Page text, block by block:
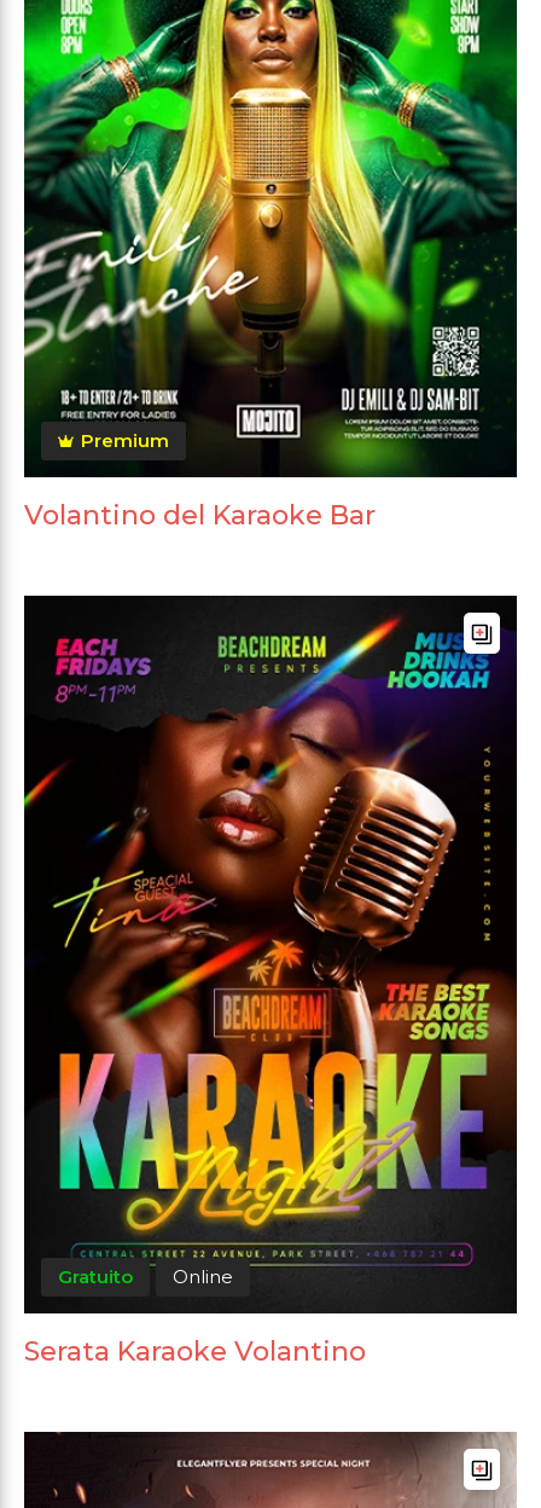
Premium
Volantino del Karaoke Bar
Gratuito Online
Serata Karaoke Volantino